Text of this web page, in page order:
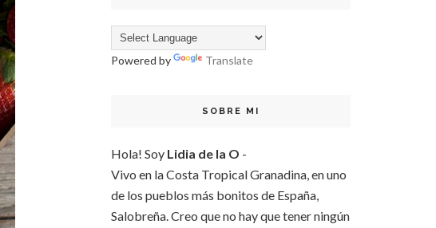
Powered by Translate
SOBRE MI
Hola! Soy Lidia de la O -
Vivo en la Costa Tropical Granadina, en uno
de los pueblos más bonitos de España,
Salobreña. Creo que no hay que tener ningún